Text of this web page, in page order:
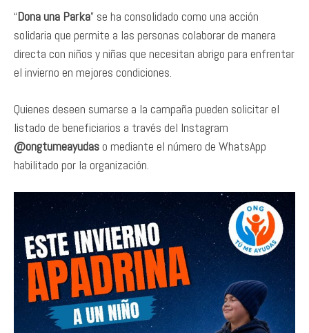
“Dona una Parka” se ha consolidado como una acción
solidaria que permite a las personas colaborar de manera
directa con niños y niñas que necesitan abrigo para enfrentar
el invierno en mejores condiciones.
Quienes deseen sumarse a la campaña pueden solicitar el
listado de beneficiarios a través del Instagram
@ongtumeayudaso mediante el número de WhatsApp
habilitado por la organización.